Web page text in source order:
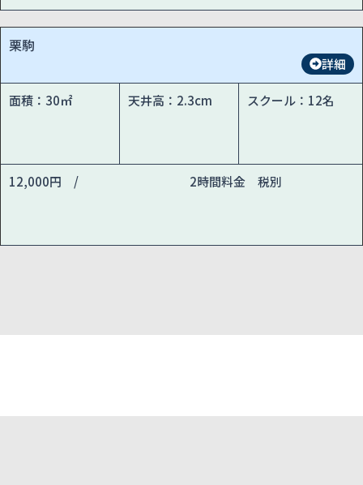
栗駒
詳細
面積：30㎡ 天井高：2.3cm スクール：12名
12,000円 / 2時間料金 税別